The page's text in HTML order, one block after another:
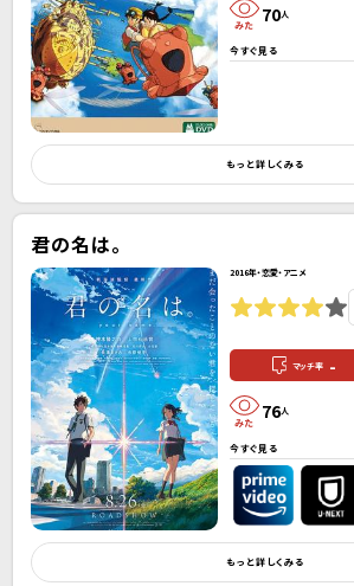
70人
今すぐ見る
もっと詳しくみる
君の名は。
2016年・恋愛・アニメ
マッチ率 -
76人
今すぐ見る
もっと詳しくみる